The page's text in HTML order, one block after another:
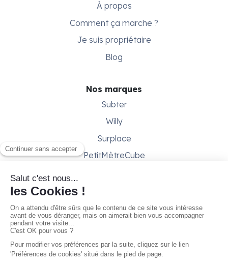
À propos
Comment ça marche ?
Je suis propriétaire
Blog
Nos marques
Subter
Willy
Surplace
PetitMètreCube
Besoin d'aide ?
Conditions générales
Gestion des cookies